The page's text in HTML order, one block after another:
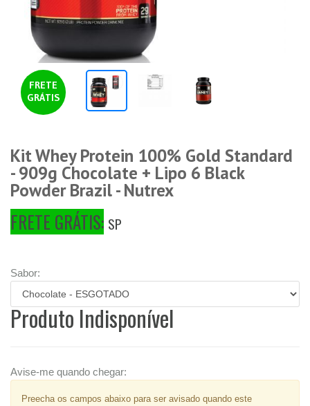
FRETE
GRÁTIS
Kit Whey Protein 100% Gold Standard
- 909g Chocolate + Lipo 6 Black
Powder Brazil - Nutrex
FRETE GRÁTIS: SP
Sabor:
Produto Indisponível
Avise-me quando chegar:
Preecha os campos abaixo para ser avisado quando este